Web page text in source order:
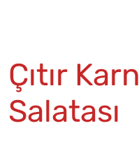
Çıtır
Salatası